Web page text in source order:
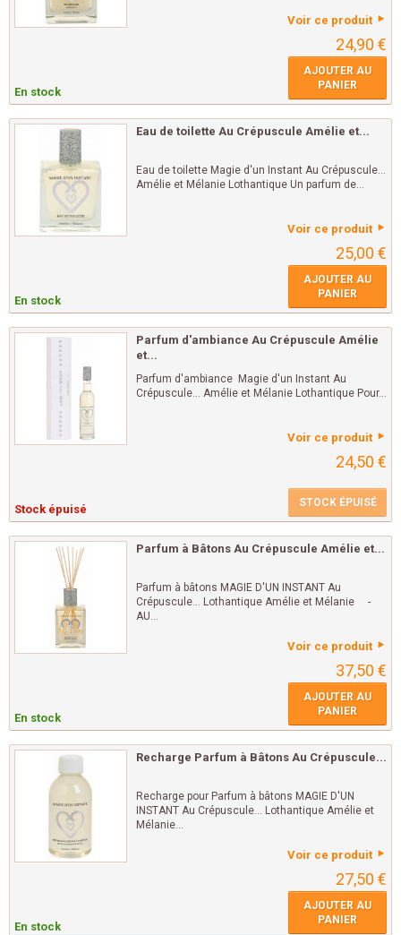
Voir ce produit
24,90 €
En stock
AJOUTER AU
PANIER
Eau de toilette Au Crépuscule Amélie et...
Eau de toilette Magie d'un Instant Au Crépuscule...
Amélie et Mélanie Lothantique Un parfum de...
Voir ce produit
25,00 €
En stock
AJOUTER AU
PANIER
Parfum d'ambiance Au Crépuscule Amélie
et...
Parfum d'ambiance Magie d'un Instant Au
Crépuscule... Amélie et Mélanie Lothantique Pour...
Voir ce produit
24,50 €
Stock épuisé STOCK ÉPUISÉ
Parfum à Bâtons Au Crépuscule Amélie et...
Parfum à bâtons MAGIE D'UN INSTANT Au
Crépuscule... Lothantique Amélie et Mélanie -
AU...
Voir ce produit
37,50 €
En stock
AJOUTER AU
PANIER
Recharge Parfum à Bâtons Au Crépuscule...
Recharge pour Parfum à bâtons MAGIE D'UN
INSTANT Au Crépuscule... Lothantique Amélie et
Mélanie...
Voir ce produit
27,50 €
En stock
AJOUTER AU
PANIER